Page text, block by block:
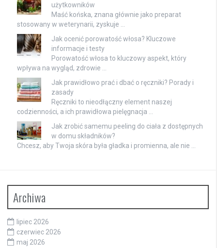
użytkowników
Maść końska, znana głównie jako preparat
stosowany w weterynarii, zyskuje …
Jak ocenić porowatość włosa? Kluczowe
informacje i testy
Porowatość włosa to kluczowy aspekt, który
wpływa na wygląd, zdrowie …
Jak prawidłowo prać i dbać o ręczniki? Porady i
zasady
Ręczniki to nieodłączny element naszej
codzienności, a ich prawidłowa pielęgnacja …
Jak zrobić samemu peeling do ciała z dostępnych
w domu składników?
Chcesz, aby Twoja skóra była gładka i promienna, ale nie …
Archiwa
lipiec 2026
czerwiec 2026
maj 2026